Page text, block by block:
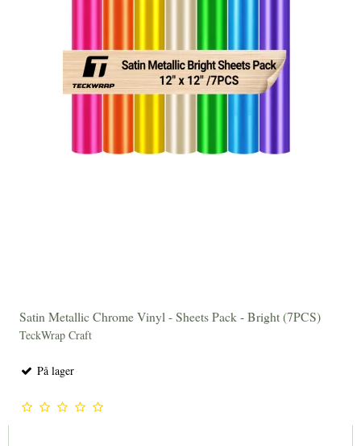
Satin Metallic Chrome Vinyl - Sheets Pack - Bright (7PCS)
TeckWrap Craft
På lager